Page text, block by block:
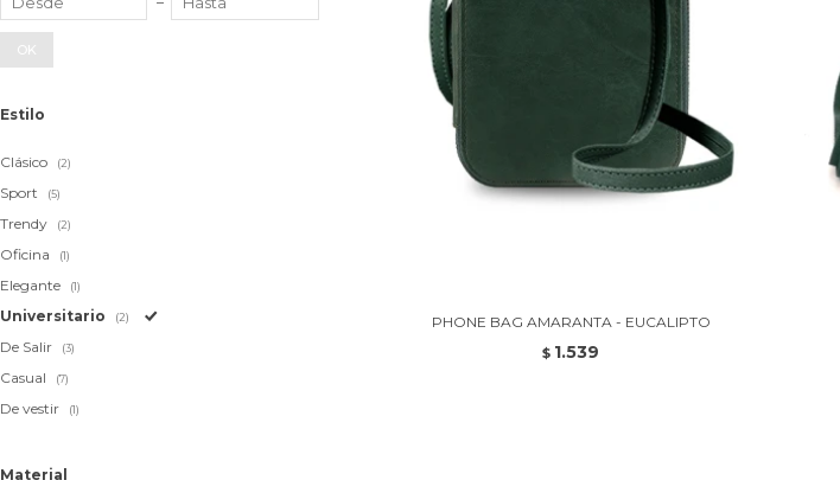
PHONE BAG AMARANTA - EUCALIPTO
$ 1.539
OK
Estilo
Clásico (2)
Sport (5)
Trendy (2)
Oficina (1)
Elegante (1)
Universitario (2)
De Salir (3)
Casual (7)
De vestir (1)
Material